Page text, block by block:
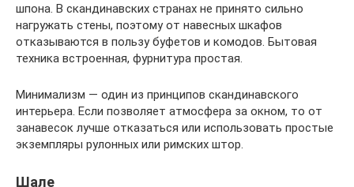
шпона. В скандинавских странах не принято сильно
нагружать стены, поэтому от навесных шкафов
отказываются в пользу буфетов и комодов. Бытовая
техника встроенная, фурнитура простая.
Минимализм — один из принципов скандинавского
интерьера. Если позволяет атмосфера за окном, то от
занавесок лучше отказаться или использовать простые
экземпляры рулонных или римских штор.
Шале